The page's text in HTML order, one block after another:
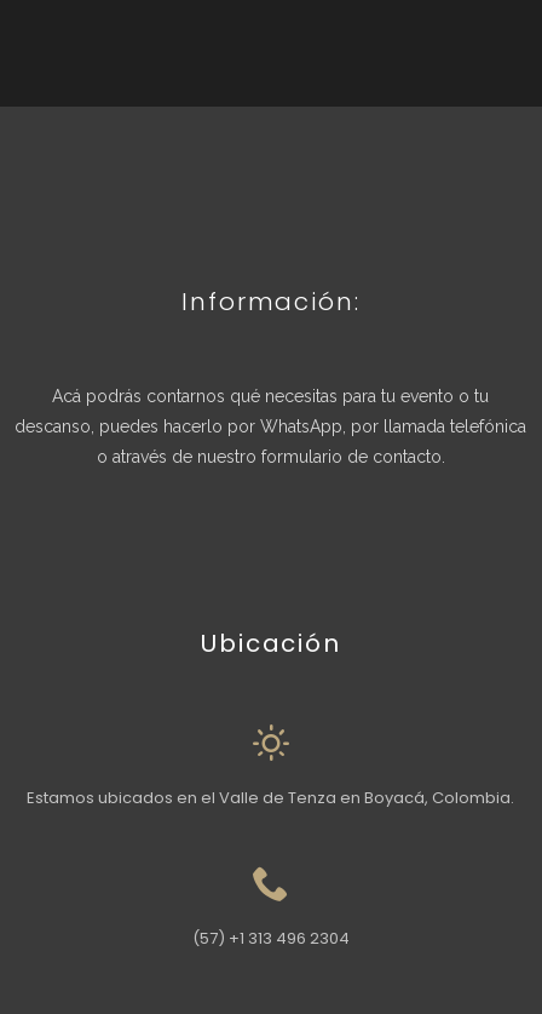
Información:
Acá podrás contarnos qué necesitas para tu evento o tu
descanso, puedes hacerlo por WhatsApp, por llamada telefónica
o através de nuestro formulario de contacto.
Ubicación
Estamos ubicados en el Valle de Tenza en Boyacá, Colombia.
(57) +1 313 496 2304